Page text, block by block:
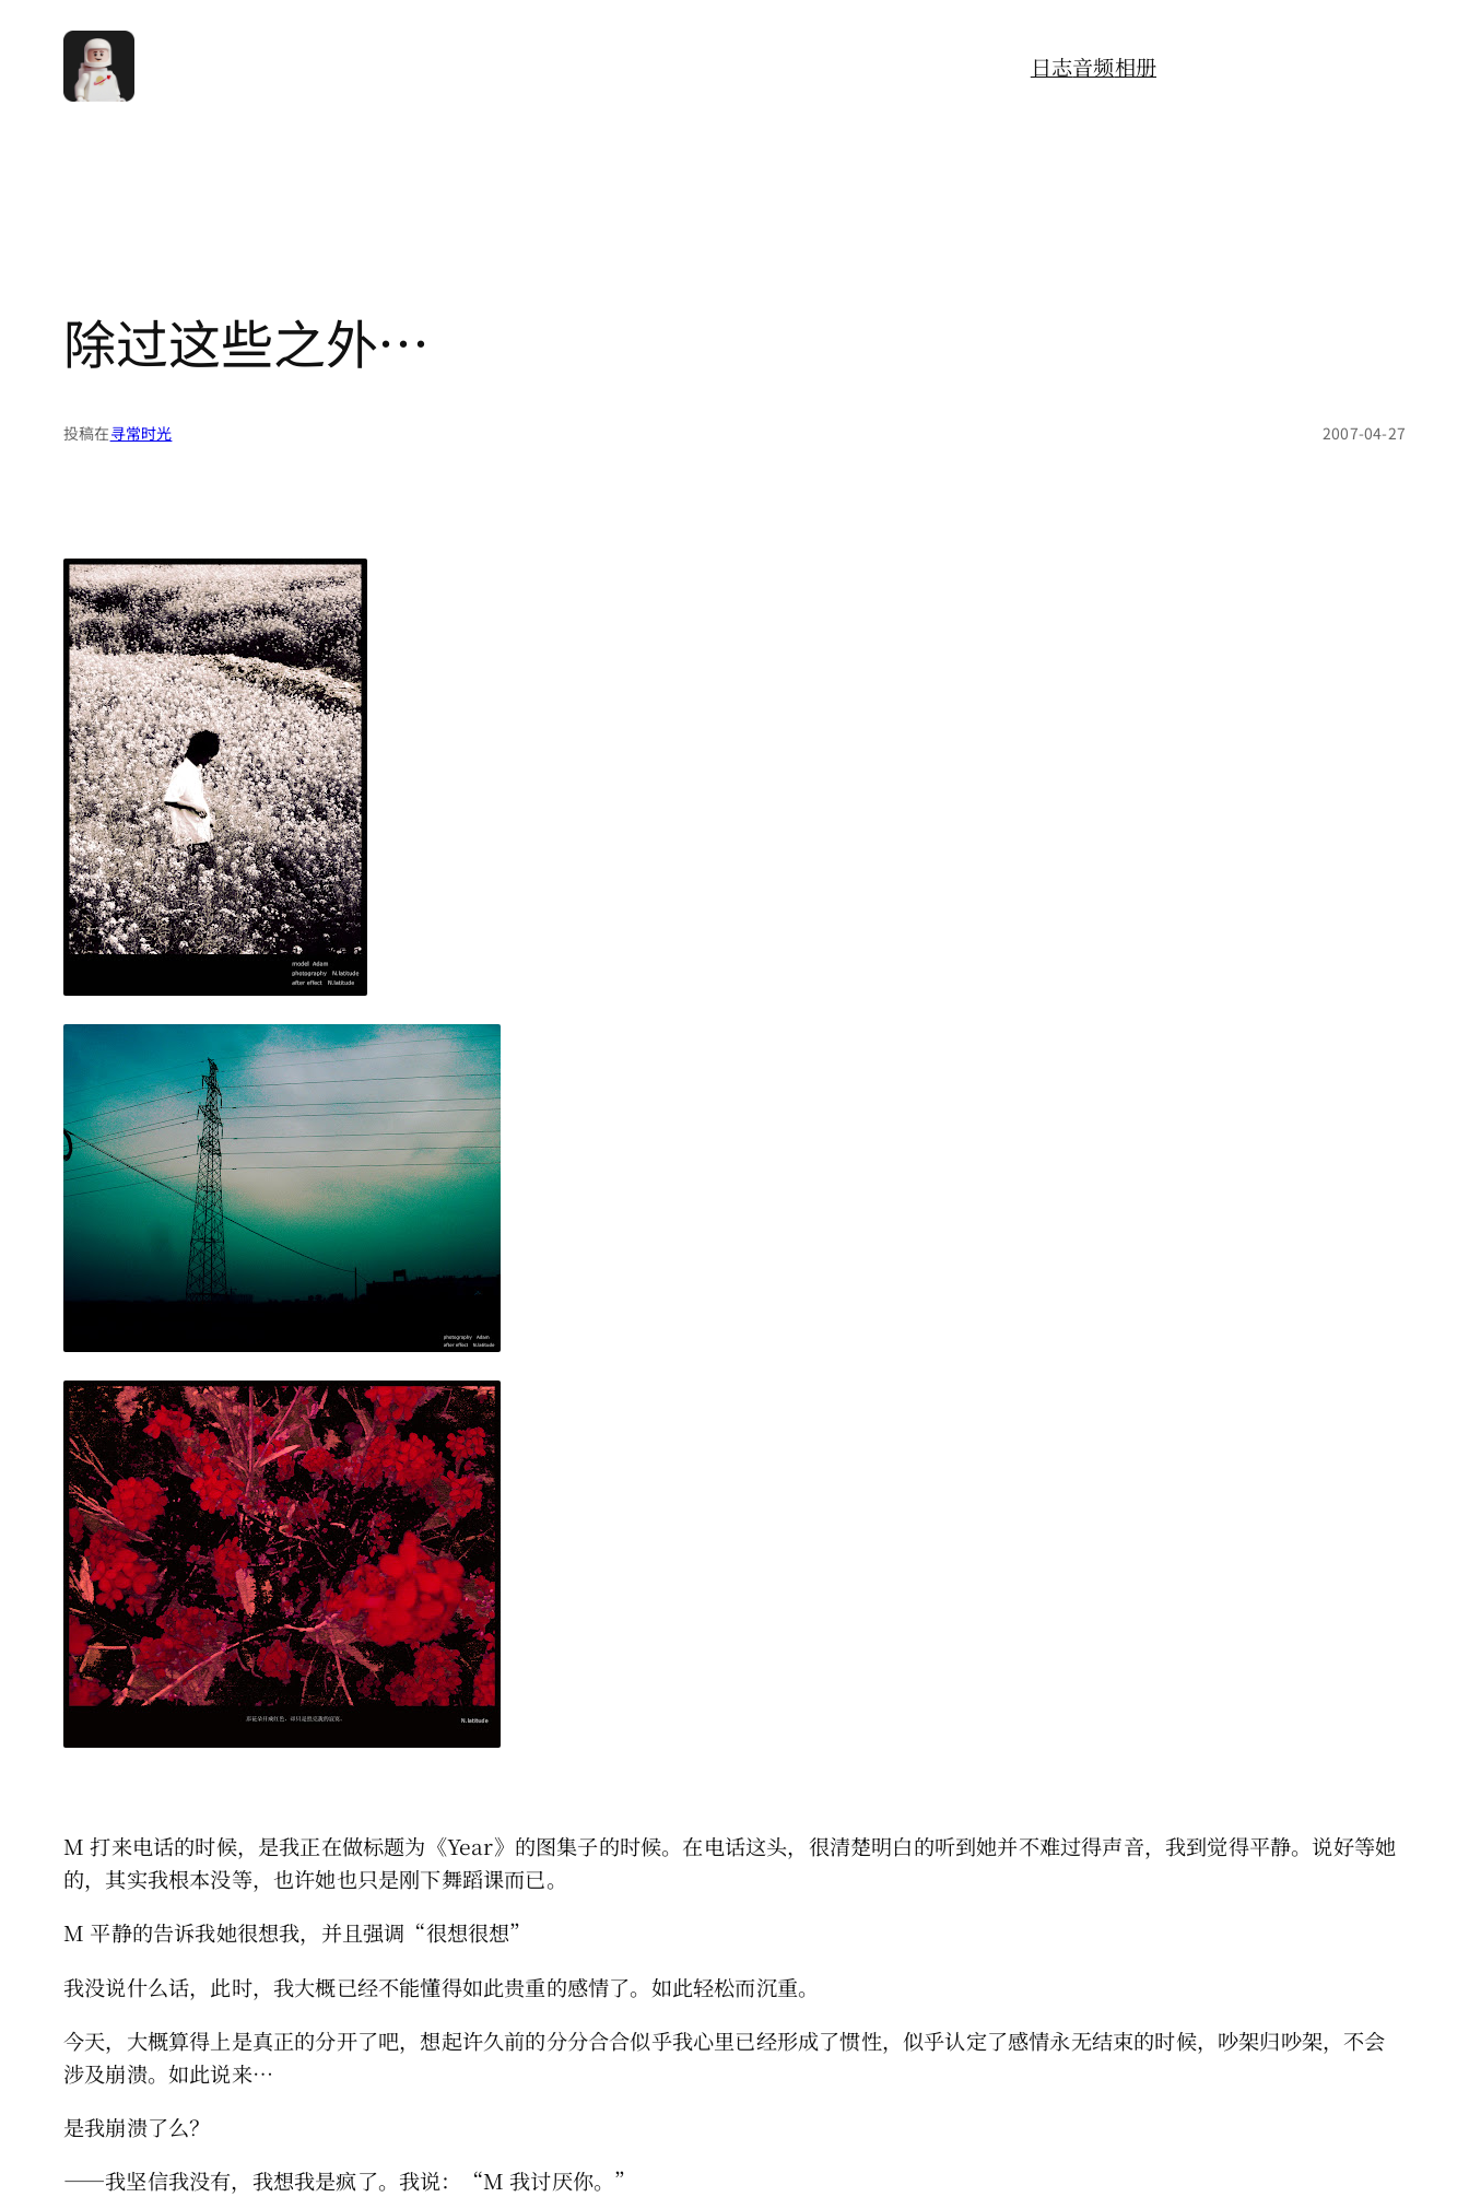
日志音频相册
除过这些之外…
投稿在寻常时光 2007-04-27
M 打来电话的时候，是我正在做标题为《Year》的图集子的时候。在电话这头，很清楚明白的听到她并不难过得声音，我到觉得平静。说好等她
的，其实我根本没等，也许她也只是刚下舞蹈课而已。
M 平静的告诉我她很想我，并且强调“很想很想”
我没说什么话，此时，我大概已经不能懂得如此贵重的感情了。如此轻松而沉重。
今天，大概算得上是真正的分开了吧，想起许久前的分分合合似乎我心里已经形成了惯性，似乎认定了感情永无结束的时候，吵架归吵架，不会
涉及崩溃。如此说来…
是我崩溃了么？
——我坚信我没有，我想我是疯了。我说：“M 我讨厌你。”